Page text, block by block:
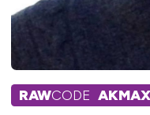
RAWCODE